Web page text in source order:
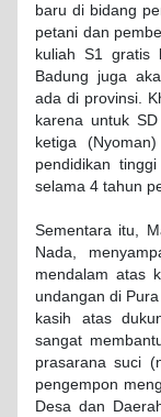
baru di bidang
petani dan
kuliah S1 gratis
Badung juga
ada di provinsi.
karena untuk
ketiga
pendidikan
selama 4 tahun
Sementara itu,
Nada,
mendalam atas
undangan di
kasih atas
sangat
prasarana suci
pengempon
Desa dan